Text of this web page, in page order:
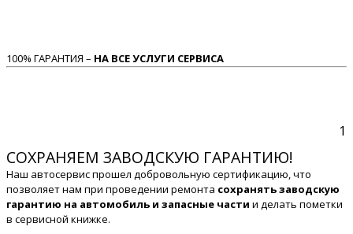
100% ГАРАНТИЯ – НА ВСЕ УСЛУГИ СЕРВИСА
1
СОХРАНЯЕМ ЗАВОДСКУЮ ГАРАНТИЮ!
Наш автосервис прошел добровольную сертификацию, что
позволяет нам при проведении ремонта сохранять заводскую
гарантию на автомобиль и запасные части и делать пометки
в сервисной книжке.